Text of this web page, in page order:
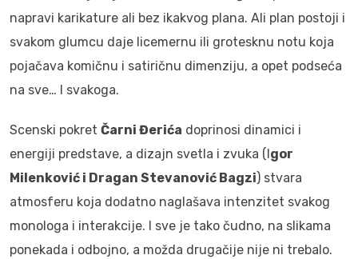
napravi karikature ali bez ikakvog plana. Ali plan postoji i
svakom glumcu daje licemernu ili grotesknu notu koja
pojačava komičnu i satiričnu dimenziju, a opet podseća
na sve… I svakoga.
Scenski pokret Čarni Đerića doprinosi dinamici i
energiji predstave, a dizajn svetla i zvuka (I gor
Milenković i Dragan Stevanović Bagzi) stvara
atmosferu koja dodatno naglašava intenzitet svakog
monologa i interakcije. I sve je tako čudno, na slikama
ponekada i odbojno, a možda drugačije nije ni trebalo.